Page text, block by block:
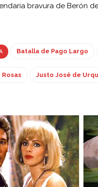
bravura de Berón
Batalla de Pago Largo
Rosas Justo José de